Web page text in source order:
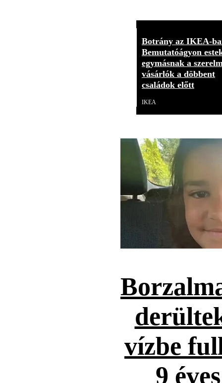
Botrány az IKEA-
Bemutatóágyon
egymásnak a
vásárlók a döbbent
családok előtt
IKEA
vízbe
9